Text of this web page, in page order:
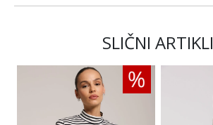
SLIČNI ARTIKLI